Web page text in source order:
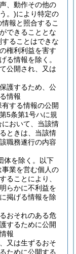
、動作その他の
。)により特定の
報と照合するこ
できることとな
ることはできな
権利利益を害す
る情報を除く。
公開され、又は
護するため、公
情報
する情報の公開
第5条第1号ハに規
において、当該情
ときは、当該情
職務遂行の内容
体を除く。以下
業を営む個人の
ることにより、
らかに不利益を
掲げる情報を除
おそれのある危
するために公開
報
又は生ずるおそ
ために公開する